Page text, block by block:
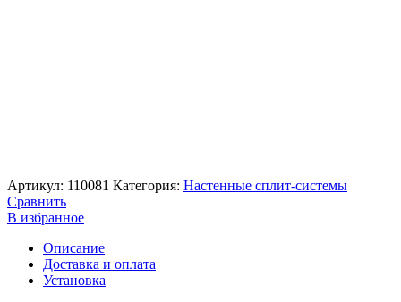
Артикул: 110081 Категория: Настенные сплит-системы
Сравнить
В избранное
Описание
Доставка и оплата
Установка